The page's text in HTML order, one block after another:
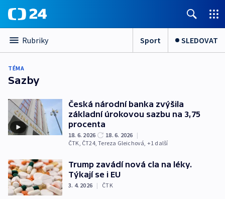
Rubriky Sport SLEDOVAT
TÉMA
Sazby
Česká národní banka zvýšila
základní úrokovou sazbu na 3,75
procenta
18. 6. 2026 18. 6. 2026 |
ČTK, ČT24,Tereza Gleichová, +1 další
Trump zavádí nová cla na léky.
Týkají se i EU
3. 4. 2026 | ČTK